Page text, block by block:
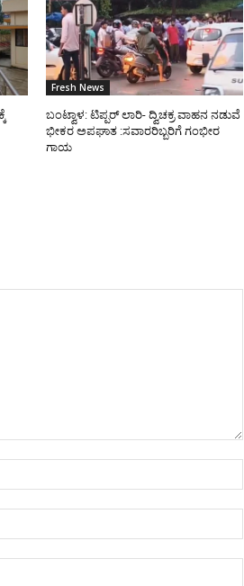
Fresh News
ಬಂಟ್ವಾಳ: ಟಿಪ್ಪರ್ ಲಾರಿ- ದ್ವಿಚಕ್ರ ವಾಹನ ನಡುವೆ
ಭೀಕರ ಅಪಘಾತ :ಸವಾರರಿಬ್ಬರಿಗೆ ಗಂಭೀರ
ಗಾಯ